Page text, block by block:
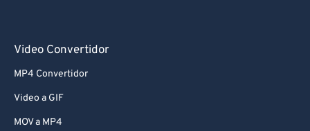
Video Convertidor
MP4 Convertidor
Video a GIF
MOV a MP4